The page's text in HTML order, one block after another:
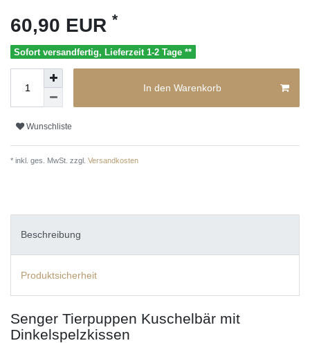
60,90 EUR *
Sofort versandfertig, Lieferzeit 1-2 Tage **
In den Warenkorb
Wunschliste
* inkl. ges. MwSt. zzgl. Versandkosten
Beschreibung
Produktsicherheit
Senger Tierpuppen Kuschelbär mit
Dinkelspelzkissen